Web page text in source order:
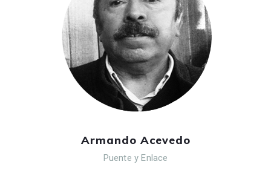
Armando Acevedo
Puente y Enlace